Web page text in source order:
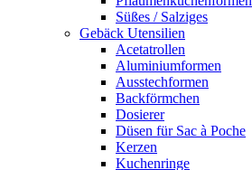
Süßes / Salziges
Gebäck Utensilien
Acetatrollen
Aluminiumformen
Ausstechformen
Backförmchen
Dosierer
Düsen für Sac à Poche
Kerzen
Kuchenringe